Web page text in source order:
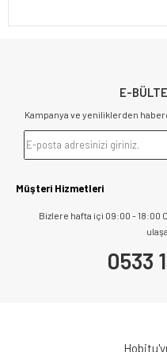
E-
Kampanya ve yeniliklerden
Müşteri Hizmetleri
Bizlere hafta içi 09:00 - 18:00
0533